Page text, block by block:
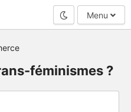
Mode nuit
Menu
féminismes ?